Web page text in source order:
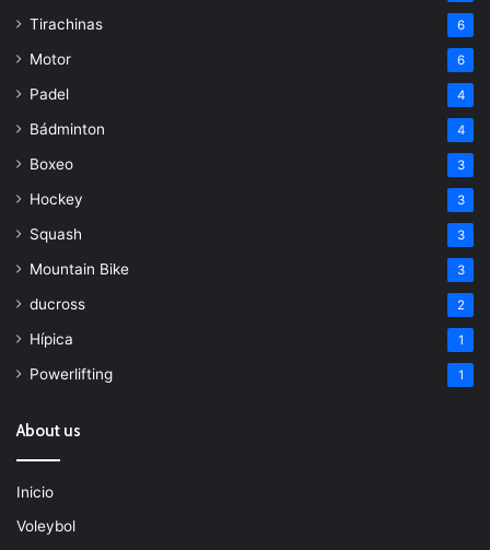
Tirachinas 6
Motor 6
Padel 4
Bádminton 4
Boxeo 3
Hockey 3
Squash 3
Mountain Bike 3
ducross 2
Hípica 1
Powerlifting 1
About us
Inicio
Voleybol